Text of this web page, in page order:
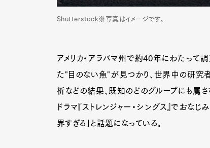
Shutterstock※写真はイメージです。
アメリカ・アラバマ州で約40年にわたって
た"目のない魚"が見つかり、世界中の研究
析などの結果、既知のどのグループにも属さ
ドラマ『ストレンジャー・シングス』でおな
界すぎる」と話題になっている。